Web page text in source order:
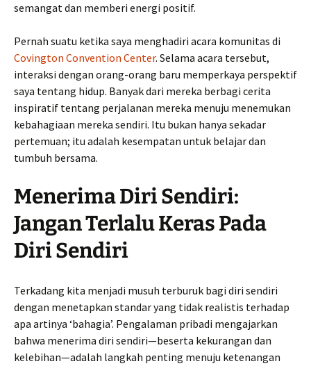
semangat dan memberi energi positif.
Pernah suatu ketika saya menghadiri acara komunitas di
Covington Convention Center. Selama acara tersebut,
interaksi dengan orang-orang baru memperkaya perspektif
saya tentang hidup. Banyak dari mereka berbagi cerita
inspiratif tentang perjalanan mereka menuju menemukan
kebahagiaan mereka sendiri. Itu bukan hanya sekadar
pertemuan; itu adalah kesempatan untuk belajar dan
tumbuh bersama.
Menerima Diri Sendiri:
Jangan Terlalu Keras Pada
Diri Sendiri
Terkadang kita menjadi musuh terburuk bagi diri sendiri
dengan menetapkan standar yang tidak realistis terhadap
apa artinya ‘bahagia’. Pengalaman pribadi mengajarkan
bahwa menerima diri sendiri—beserta kekurangan dan
kelebihan—adalah langkah penting menuju ketenangan